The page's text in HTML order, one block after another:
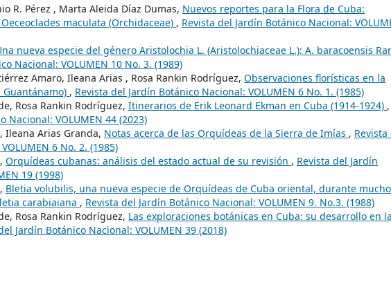
R. Pérez , Marta Aleida Díaz Dumas, Nuevos reportes para la Flora de Cuba:
maculata (Orchidaceae) , Revista del Jardín Botánico Nacional:
nueva especie del género Aristolochia L. (Aristolochiaceae L.): A. baracoensis
Nacional: VOLUMEN 10 No. 3. (1989)
Amaro, Ileana Arias , Rosa Rankin Rodríguez, Observaciones florísticas en la
, Revista del Jardín Botánico Nacional: VOLUMEN 6 No. 1. (1985)
Rosa Rankin Rodríguez, Itinerarios de Erik Leonard Ekman en Cuba (1914-1924) ,
Nacional: VOLUMEN 44 (2023)
Ileana Arias Granda, Notas acerca de las Orquídeas de la Sierra de Imías , Revista
6 No. 2. (1985)
Orquídeas cubanas: análisis del estado actual de su revisión , Revista del Jardín
19 (1998)
Bletia volubilis, una nueva especie de Orquídeas de Cuba oriental, durante mucho
carabiaiana , Revista del Jardín Botánico Nacional: VOLUMEN 9. No.3. (1988)
Rosa Rankin Rodríguez, Las exploraciones botánicas en Cuba: su desarrollo en la
Jardín Botánico Nacional: VOLUMEN 39 (2018)